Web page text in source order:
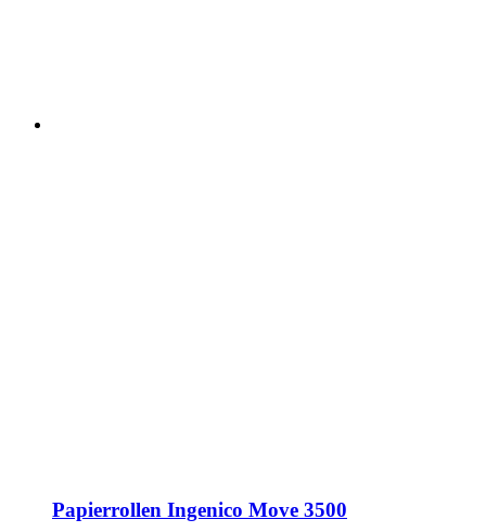
Papierrollen Ingenico Move 3500